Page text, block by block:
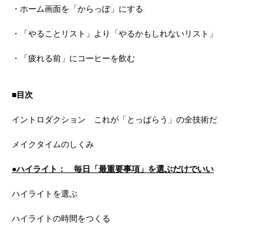
・ホーム画面を「からっぽ」にする
・「やることリスト」より「やるかもしれないリスト」
・「疲れる前」にコーヒーを飲む
■目次
イントロダクション これが「とっぱらう」の全技術だ
メイクタイムのしくみ
●ハイライト： 毎日「最重要事項」を選ぶだけでいい
ハイライトを選ぶ
ハイライトの時間をつくる